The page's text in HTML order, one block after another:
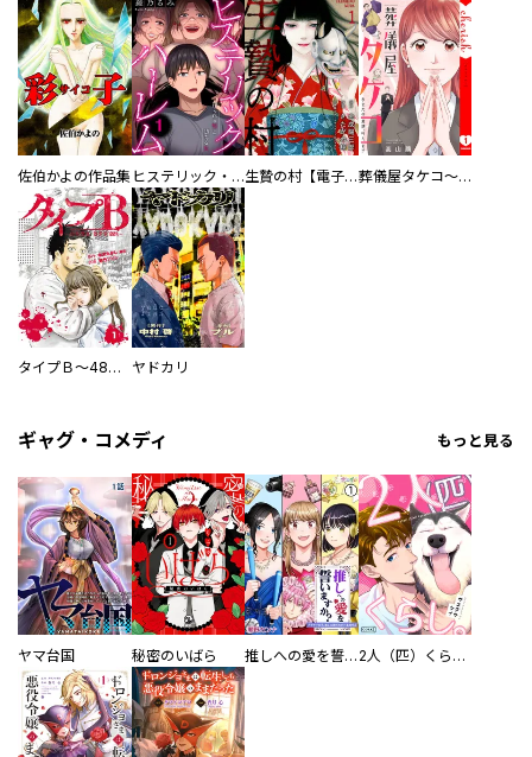
佐伯かよの作品集 ヒステリック・ハーレム～搾られる男と堕ちる女～【電子単行本版】 生贄の村【電子単行本版】 葬儀屋タケコ～あなたの最期、叶えます【電子単行本版】
タイプＢ～48時間後、致死率100％～【単話】 ヤドカリ
ギャグ・コメディ もっと見る
ヤマ台国 秘密のいばら 推しへの愛を誓いますか？～アラサー女子、推しは逃げぬが人生逃げる～ 2人（匹）くらし。